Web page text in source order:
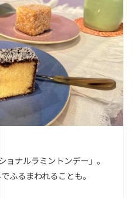
ナルラミントンデー」。
ふるまわれることも。